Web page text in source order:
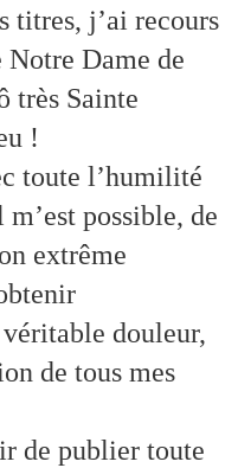
titres, j’ai recours
Notre Dame de
très Sainte
!
toute l’humilité
possible, de
extrême
douleur,
de tous mes
de publier toute